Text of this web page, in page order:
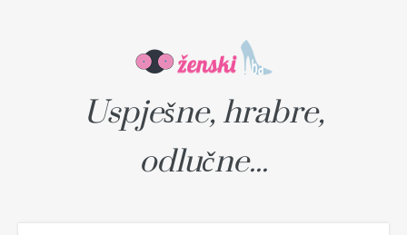
Uspješne, hrabre,
odlučne...